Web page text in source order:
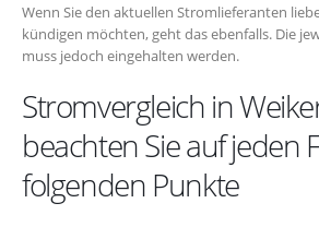
Wenn Sie den aktuellen Stromlieferanten
kündigen möchten, geht das ebenfalls. Die
muss jedoch eingehalten werden.
Stromvergleich in
beachten Sie auf jeden
folgenden Punkte